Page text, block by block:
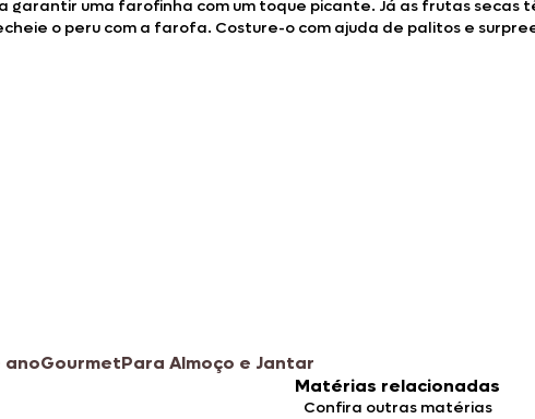
uma farofinha com um toque picante. Já as frutas secas
o peru com a farofa. Costure-o com ajuda de palitos e
anoGourmetPara Almoço e Jantar
Matérias relacionadas
Confira outras matérias